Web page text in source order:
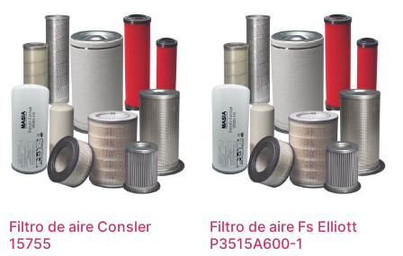
Filtro de aire Consler
15755
Filtro de aire Fs Elliott
P3515A600-1